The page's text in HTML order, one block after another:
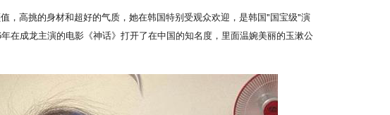
，高挑的身材和超好的气质，她在韩国特别受观众欢迎，是韩国"国宝级"演
在成龙主演的电影《神话》打开了在中国的知名度，里面温婉美丽的玉漱公